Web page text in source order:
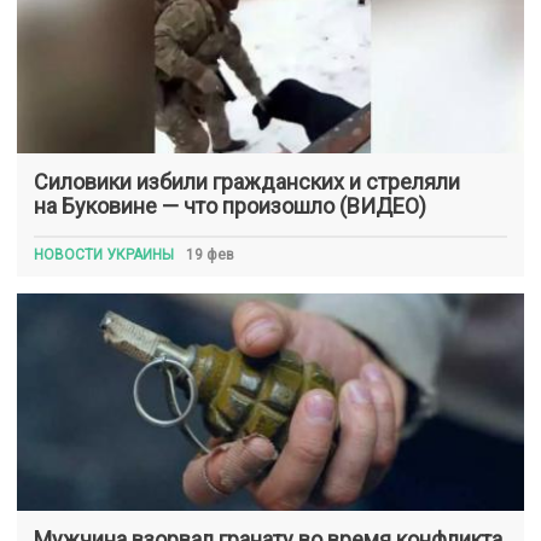
Силовики избили гражданских и стреляли
на Буковине — что произошло (ВИДЕО)
НОВОСТИ УКРАИНЫ 19 фев